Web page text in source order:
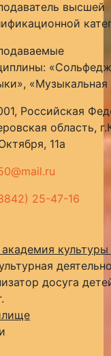
высшей
«Музыкальная
Российская
область,
11а
25-47-16
досуга